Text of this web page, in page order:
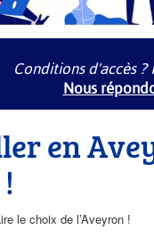
Conditions d'accès ?
Nous
en
le choix de l’Aveyron !